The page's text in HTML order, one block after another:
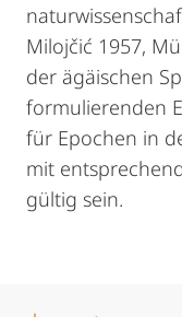
Milojčić 1957,
der ägäischen
formulierenden
für Epochen in
mit
gültig sein.